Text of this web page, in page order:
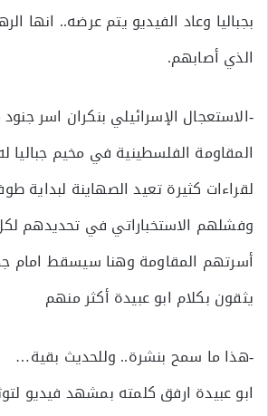
بجباليا وعاد الفيديو يتم عرضه.. انها
الذي أصابهم.
-الاستعجال الإسرائيلي بنكران اسر
المقاومة الفلسطينية في مخيم جباليا
لقراءات كثيرة تعيد الصهاينة لبداية
وفشلهم الاستخباراتي في تحديدهم
أسرتهم المقاومة وهنا سيسقط امام
يثقون بكلام ابو عبيدة أكثر منهم
-هذا ما سمح بنشرة.. وللحديث بقية…
ابو عبيدة ارفق كلمته بمشهد فيديو